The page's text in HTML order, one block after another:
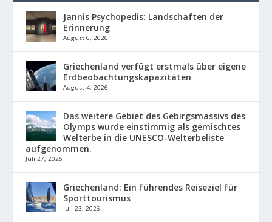
Jannis Psychopedis: Landschaften der
Erinnerung
August 6, 2026
Griechenland verfügt erstmals über eigene
Erdbeobachtungskapazitäten
August 4, 2026
Das weitere Gebiet des Gebirgsmassivs des
Olymps wurde einstimmig als gemischtes
Welterbe in die UNESCO-Welterbeliste
aufgenommen.
Juli 27, 2026
Griechenland: Ein führendes Reiseziel für
Sporttourismus
Juli 23, 2026